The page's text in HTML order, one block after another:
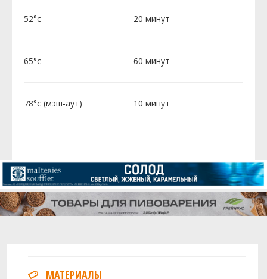
52°c 20 минут
65°c 60 минут
78°c (мэш-аут) 10 минут
МАТЕРИАЛЫ